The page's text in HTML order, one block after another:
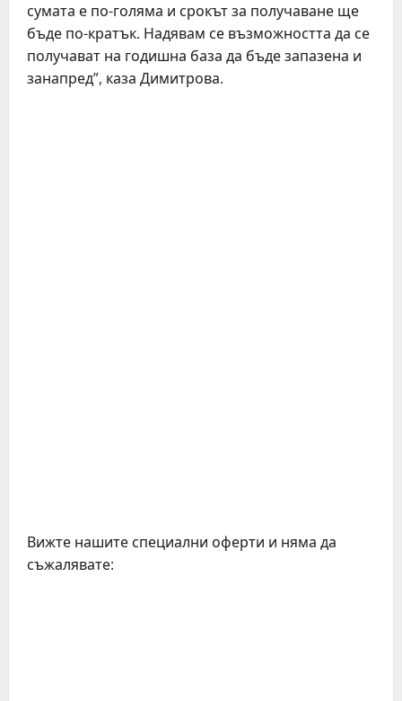
сумата е по-голяма и срокът за получаване ще
бъде по-кратък. Надявам се възможността да се
получават на годишна база да бъде запазена и
занапред”, каза Димитрова.
Вижте нашите специални оферти и няма да
съжалявате: